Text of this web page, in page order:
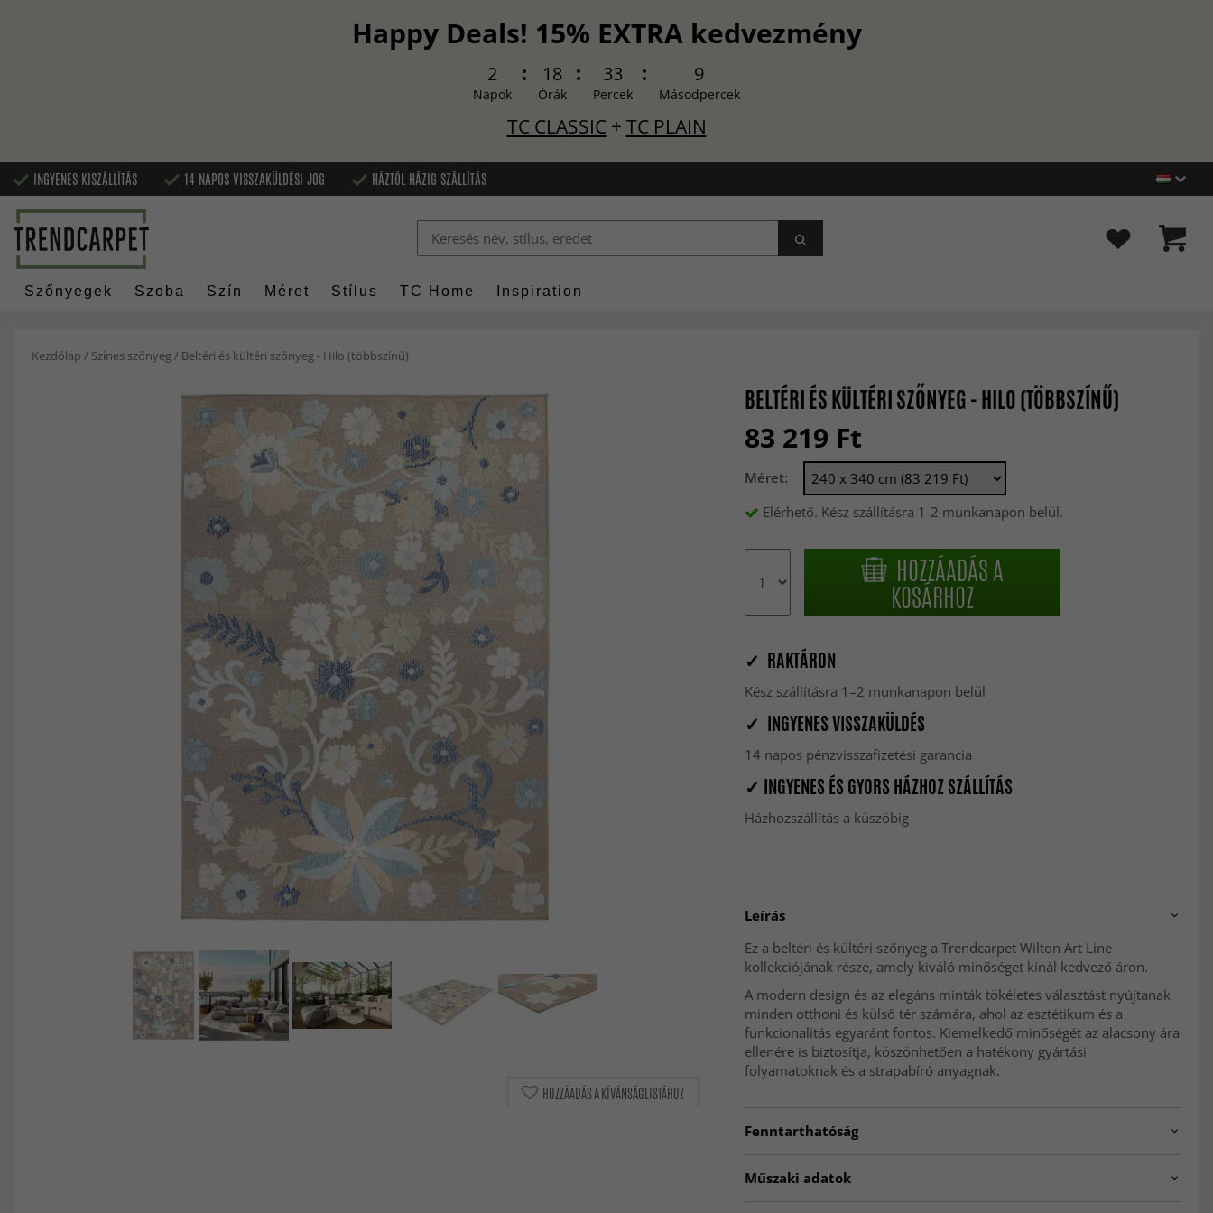
Happy Deals! 15% EXTRA kedvezmény
2
Napok
18
Órák
33
Percek
8
Másodpercek
TC CLASSIC+ TC PLAIN
INGYENES KISZÁLLÍTÁS 14 NAPOS VISSZAKÜLDÉSI JOG HÁZTÓL HÁZIG SZÁLLÍTÁS
Szőnyegek Szoba Szín Méret Stílus TC Home Inspiration
Kezdőlap / Színes szőnyeg/ Beltéri és kültéri szőnyeg - Hilo (többszínű)
BELTÉRI ÉS KÜLTÉRI SZŐNYEG - HILO (TÖBBSZÍNŰ)
83 219 Ft
Méret:
Elérhető. Kész szállításra 1-2 munkanapon belül.
HOZZÁADÁS A
KOSÁRHOZ
✓ RAKTÁRON
Kész szállításra 1–2 munkanapon belül
✓ INGYENES VISSZAKÜLDÉS
14 napos pénzvisszafizetési garancia
✓ INGYENES ÉS GYORS HÁZHOZ SZÁLLÍTÁS
Házhozszállítás a küszöbig
Leírás
Ez a beltéri és kültéri szőnyeg a Trendcarpet Wilton Art Line
kollekciójának része, amely kiváló minőséget kínál kedvező áron.
A modern design és az elegáns minták tökéletes választást nyújtanak
minden otthoni és külső tér számára, ahol az esztétikum és a
funkcionalitás egyaránt fontos. Kiemelkedő minőségét az alacsony ára
ellenére is biztosítja, köszönhetően a hatékony gyártási
folyamatoknak és a strapabíró anyagnak.
Fenntarthatóság
Műszaki adatok
HOZZÁADÁS A KÍVÁNSÁGLISTÁHOZ